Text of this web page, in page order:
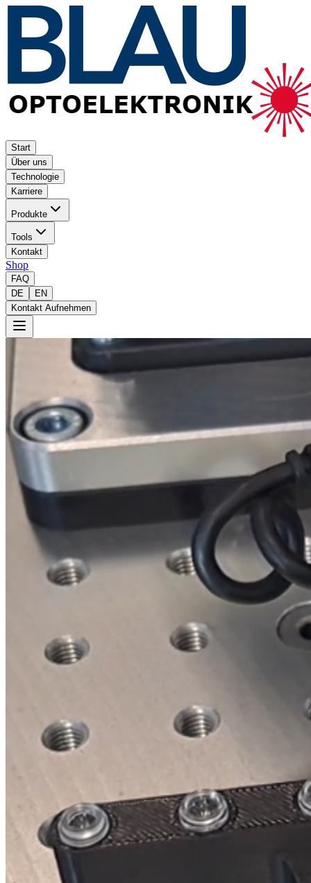
Start
Über uns
Technologie
Karriere
Produkte
Tools
Kontakt
Shop
FAQ
DE
EN
Kontakt Aufnehmen